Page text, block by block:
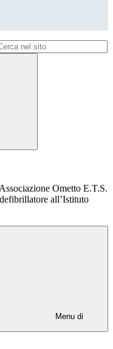
Ometto E.T.S.
all’Istituto
Menu di